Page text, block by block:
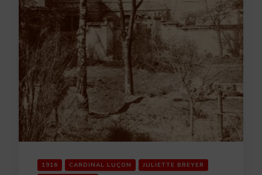
1916 CARDINAL LUÇON
JULIETTE BREYER